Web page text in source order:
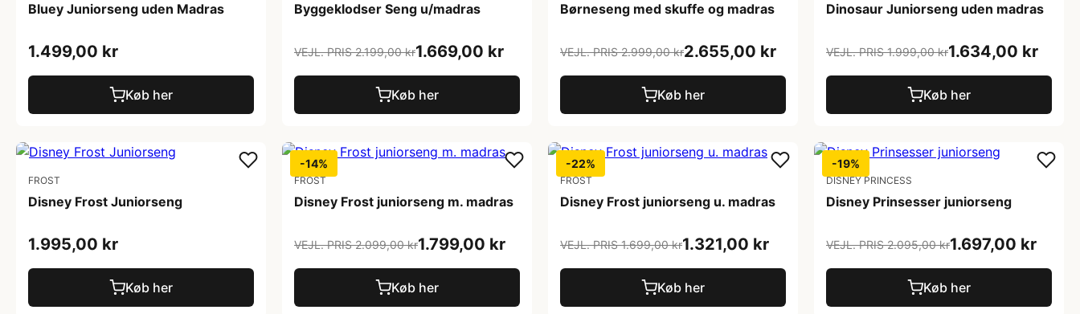
Bluey Juniorseng uden Madras
1.499,00 kr
Køb her
Byggeklodser Seng u/madras
VEJL. PRIS 2.199,00 kr1.669,00 kr
Køb her
Børneseng med skuffe og madras
VEJL. PRIS 2.999,00 kr2.655,00 kr
Køb her
Dinosaur Juniorseng uden madras
VEJL. PRIS 1.999,00 kr1.634,00 kr
Køb her
FROST
Disney Frost Juniorseng
1.995,00 kr
Køb her
-14%
FROST
Disney Frost juniorseng m. madras
VEJL. PRIS 2.099,00 kr1.799,00 kr
Køb her
-22%
FROST
Disney Frost juniorseng u. madras
VEJL. PRIS 1.699,00 kr1.321,00 kr
Køb her
-19%
DISNEY PRINCESS
Disney Prinsesser juniorseng
VEJL. PRIS 2.095,00 kr1.697,00 kr
Køb her